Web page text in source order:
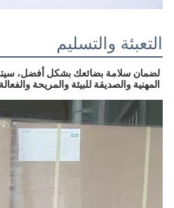
التعبئة والتسليم
المهنية والصديقة للبيئة والمريحة والفعالة.